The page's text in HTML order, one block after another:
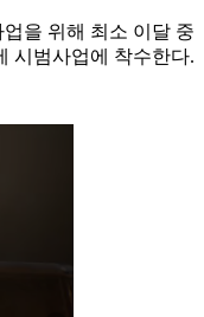
을 위해 최소 이달 중
시범사업에 착수한다.